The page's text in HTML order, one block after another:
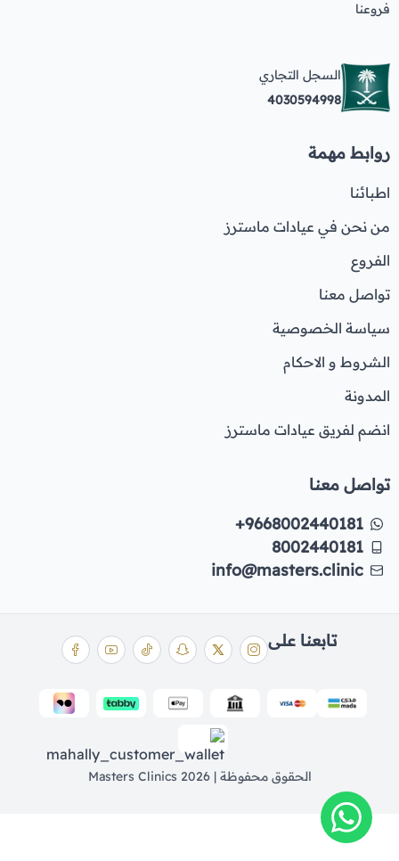
فروعنا
السجل التجاري
4030594998
روابط مهمة
اطبائنا
من نحن في عيادات ماسترز
الفروع
تواصل معنا
سياسة الخصوصية
الشروط و الاحكام
المدونة
انضم لفريق عيادات ماسترز
تواصل معنا
+9668002440181
8002440181
info@masters.clinic
الحقوق محفوظة | 2026 Masters Clinics
تابعنا على